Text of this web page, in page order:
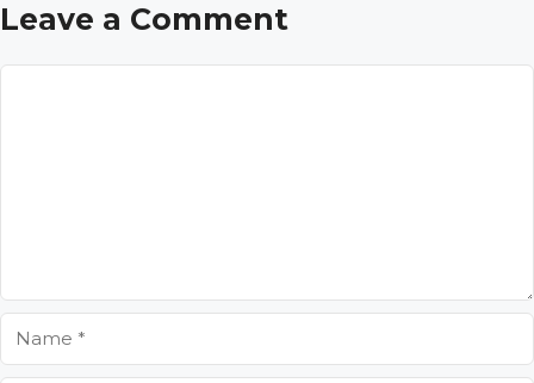
Leave a Comment
Name